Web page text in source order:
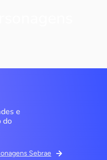
e
do
Sebrae